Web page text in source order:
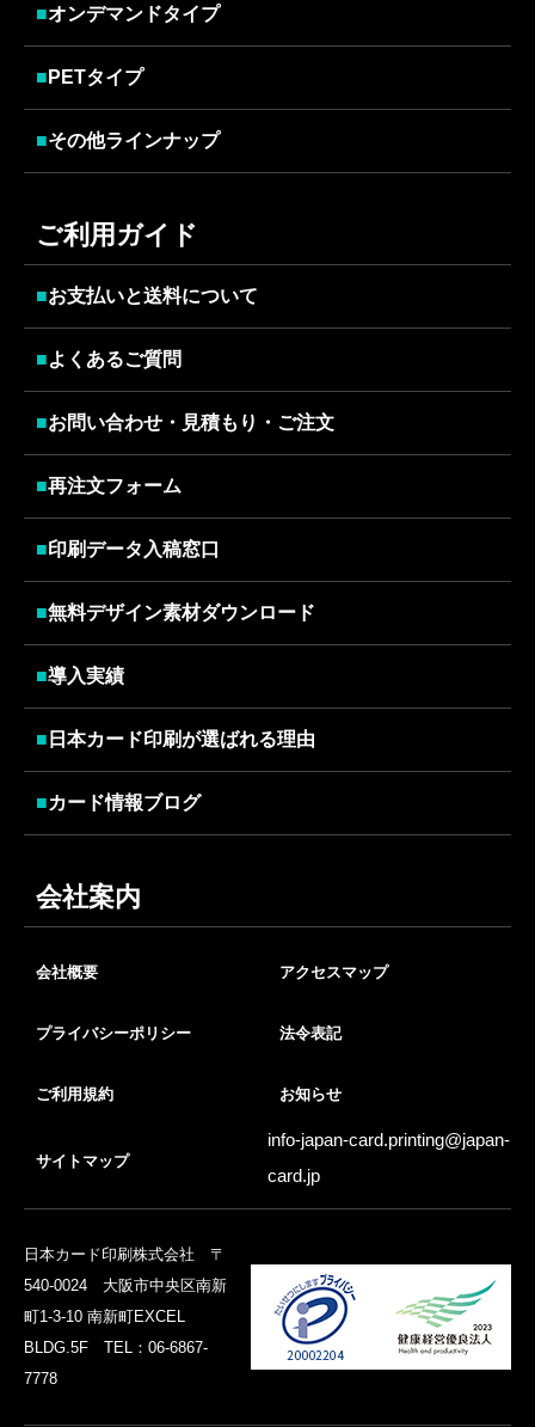
■オンデマンドタイプ
■ PETタイプ
■その他ラインナップ
ご利用ガイド
■お支払いと送料について
■よくあるご質問
■お問い合わせ・見積もり・ご注文
■再注文フォーム
■印刷データ入稿窓口
■無料デザイン素材ダウンロード
■導入実績
■ 日本カード印刷が選ばれる理由
■カード情報ブログ
会社案内
会社概要 アクセスマップ
プライバシーポリシー 法令表記
ご利用規約 お知らせ
サイトマップ
info-japan-card.printing@japan-
card.jp
日本カード印刷株式会社 〒
540-0024 大阪市中央区南新
町1-3-10 南新町EXCEL
BLDG.5F TEL：06-6867-
7778